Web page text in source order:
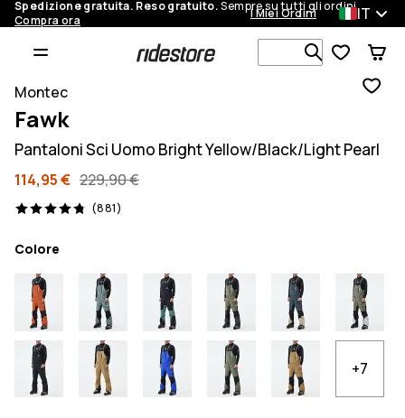
Spedizione gratuita. Reso gratuito.Sempre su tutti gli ordini.
Compra ora
I Miei Ordini IT
Cerca tra 1
Montec
Fawk
Pantaloni Sci Uomo Bright Yellow/Black/Light Pearl
114,95 € 229,90 €
(881)
881 recensioni, 4.8/5
Colore
+7